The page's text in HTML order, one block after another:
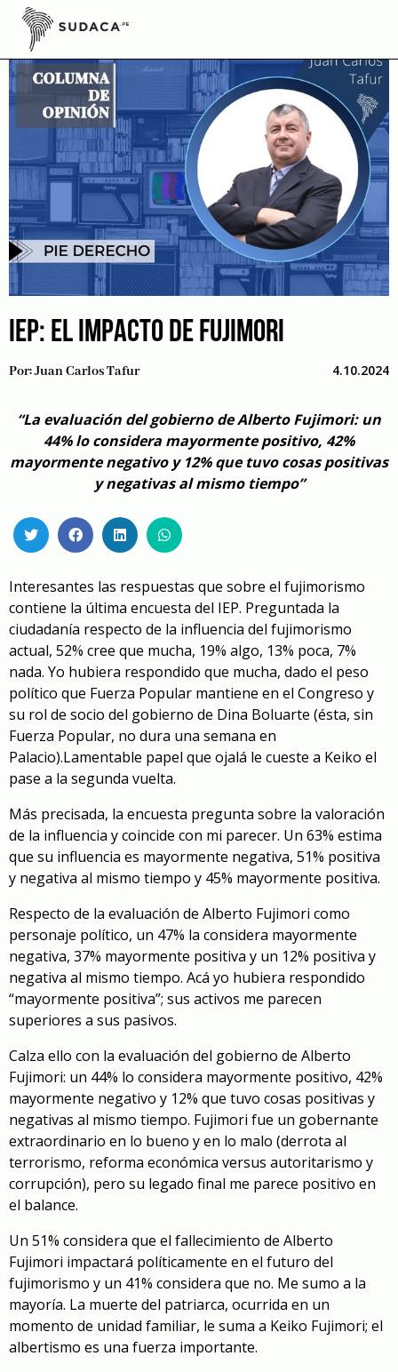
Skip
content
IEP: EL IMPACTO DE FUJIMORI
Por:Juan Carlos Tafur 4.10.2024
“La evaluación del gobierno de Alberto Fujimori: un
44% lo considera mayormente positivo, 42%
mayormente negativo y 12% que tuvo cosas positivas
y negativas al mismo tiempo”
Interesantes las respuestas que sobre el fujimorismo
contiene la última encuesta del IEP. Preguntada la
ciudadanía respecto de la influencia del fujimorismo
actual, 52% cree que mucha, 19% algo, 13% poca, 7%
nada. Yo hubiera respondido que mucha, dado el peso
político que Fuerza Popular mantiene en el Congreso y
su rol de socio del gobierno de Dina Boluarte (ésta, sin
Fuerza Popular, no dura una semana en
Palacio).Lamentable papel que ojalá le cueste a Keiko el
pase a la segunda vuelta.
Más precisada, la encuesta pregunta sobre la valoración
de la influencia y coincide con mi parecer. Un 63% estima
que su influencia es mayormente negativa, 51% positiva
y negativa al mismo tiempo y 45% mayormente positiva.
Respecto de la evaluación de Alberto Fujimori como
personaje político, un 47% la considera mayormente
negativa, 37% mayormente positiva y un 12% positiva y
negativa al mismo tiempo. Acá yo hubiera respondido
“mayormente positiva”; sus activos me parecen
superiores a sus pasivos.
Calza ello con la evaluación del gobierno de Alberto
Fujimori: un 44% lo considera mayormente positivo, 42%
mayormente negativo y 12% que tuvo cosas positivas y
negativas al mismo tiempo. Fujimori fue un gobernante
extraordinario en lo bueno y en lo malo (derrota al
terrorismo, reforma económica versus autoritarismo y
corrupción), pero su legado final me parece positivo en
el balance.
Un 51% considera que el fallecimiento de Alberto
Fujimori impactará políticamente en el futuro del
fujimorismo y un 41% considera que no. Me sumo a la
mayoría. La muerte del patriarca, ocurrida en un
momento de unidad familiar, le suma a Keiko Fujimori; el
albertismo es una fuerza importante.